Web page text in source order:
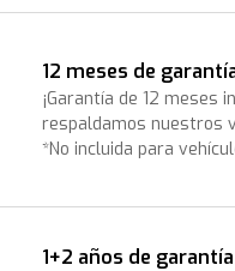
12 meses de
¡Garantía de 12 meses
respaldamos nuestros
*No incluida para
1+2 años de garantía